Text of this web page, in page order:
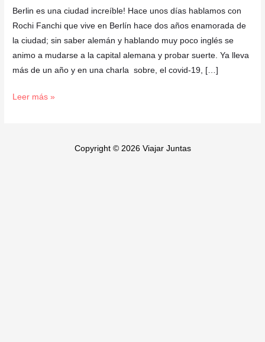
Berlin es una ciudad increíble! Hace unos días hablamos con
Rochi Fanchi que vive en Berlín hace dos años enamorada de
la ciudad; sin saber alemán y hablando muy poco inglés se
animo a mudarse a la capital alemana y probar suerte. Ya lleva
más de un año y en una charla sobre, el covid-19, […]
Leer más »
Copyright © 2026 Viajar Juntas